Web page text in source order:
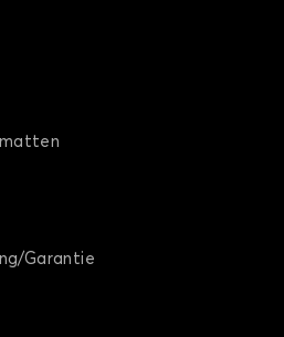
Garantie